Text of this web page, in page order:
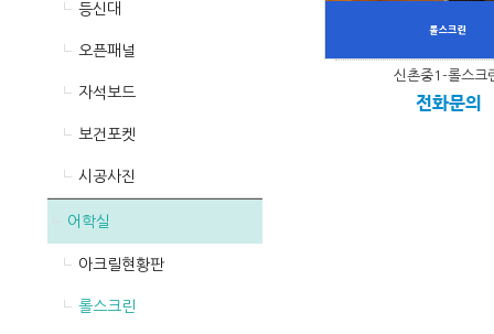
등신대
오픈패널
자석보드
보건포켓
시공사진
어학실
아크릴현황판
롤스크린
신촌중1-롤스크
전화문의